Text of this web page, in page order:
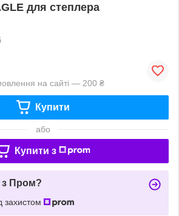
для степлера
на сайті — 200 ₴
Купити
або
Купити з
з Пром?
захистом